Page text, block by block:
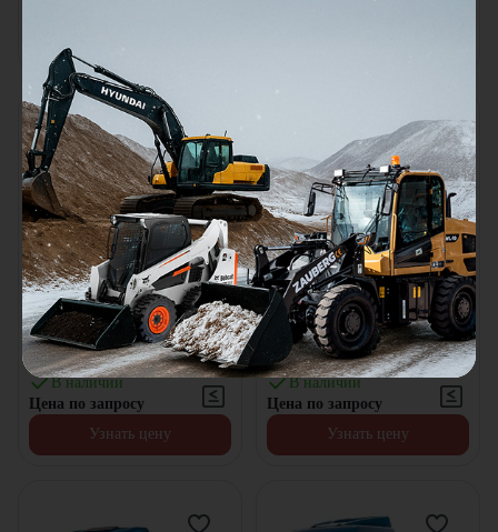
Тягач DAF CF [6x4, 530 л.с.]
Колёсная формула:
6x4
Мощность двигателя:
530л.с.
Двигатель:
Paccar
В наличии
Цена по запросу
Узнать цену
Тягач DAF CF [4x2, 530 л.с.]
Колёсная формула:
4x2
Мощность двигателя:
530л.с.
Двигатель:
Paccar
В наличии
Цена по запросу
Узнать цену